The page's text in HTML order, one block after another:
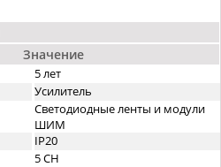
Значение
5 лет
Усилитель
Светодиодные ленты и модули
ШИМ
IP20
5 CH